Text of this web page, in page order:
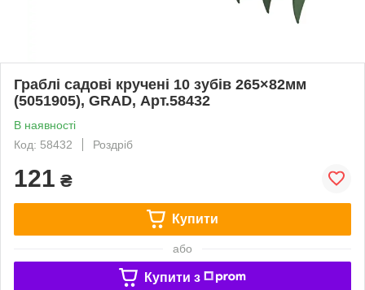
Граблі садові кручені 10 зубів 265×82мм
(5051905), GRAD, Арт.58432
В наявності
Код: 58432
Роздріб
121 ₴
Купити
або
Купити з